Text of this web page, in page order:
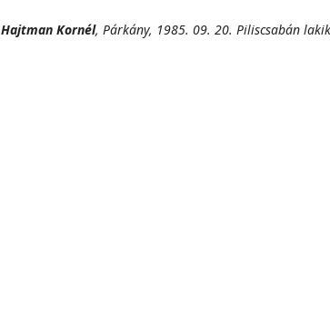
Hajtman Kornél, Párkány, 1985. 09. 20. Piliscsabán